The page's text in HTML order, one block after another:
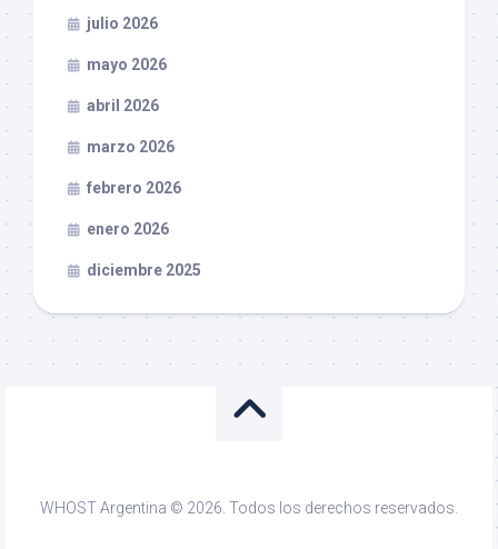
julio 2026
mayo 2026
abril 2026
marzo 2026
febrero 2026
enero 2026
diciembre 2025
WHOST Argentina © 2026. Todos los derechos reservados.